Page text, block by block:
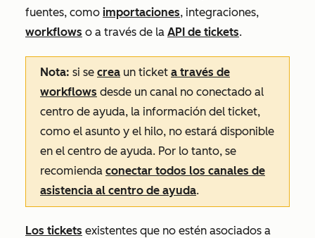
fuentes, como importaciones, integraciones,
workflows o a través de la API de tickets.
Nota: si se crea un ticket a través de
workflows desde un canal no conectado al
centro de ayuda, la información del ticket,
como el asunto y el hilo, no estará disponible
en el centro de ayuda. Por lo tanto, se
recomienda conectar todos los canales de
asistencia al centro de ayuda.
Los tickets existentes que no estén asociados a